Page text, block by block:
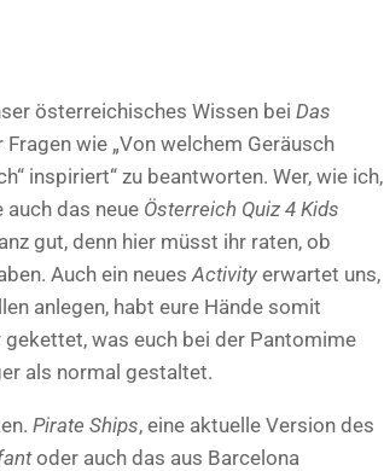
österreichisches Wissen bei Das
wie „Von welchem Geräusch
inspiriert“ zu beantworten. Wer, wie ich,
das neue Österreich Quiz 4 Kids
gut, denn hier müsst ihr raten, ob
Auch ein neues Activity erwartet uns,
anlegen, habt eure Hände somit
was euch bei der Pantomime
als normal gestaltet.
Pirate Ships, eine aktuelle Version des
oder auch das aus Barcelona